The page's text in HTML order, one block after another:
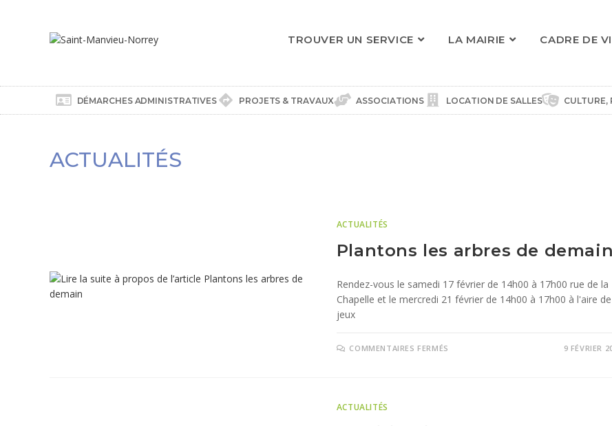
TROUVER UN SERVICE LA MAIRIE CADRE DE
DÉMARCHES ADMINISTRATIVES PROJETS & TRAVAUX ASSOCIATIONS LOCATION DE SALLES CULTURE,
ACTUALITÉS
ACTUALITÉS
Plantons les arbres de demain
Rendez-vous le samedi 17 février de 14h00 à 17h00 rue de la
Chapelle et le mercredi 21 février de 14h00 à 17h00 à l'aire de
jeux
COMMENTAIRES FERMÉS 9 FÉVRIER
ACTUALITÉS